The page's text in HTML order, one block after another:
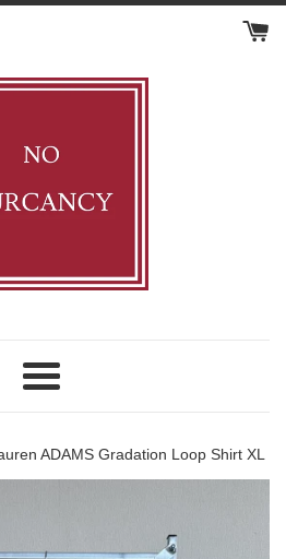
メ
ー
ADAMS Gradation Loop Shirt XL